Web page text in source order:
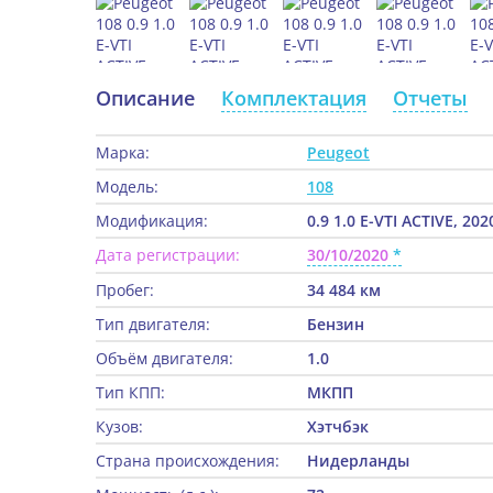
Описание Комплектация Отчеты
Марка:
Peugeot
Модель:
108
Модификация:
0.9 1.0 E-VTI ACTIVE,
Дата регистрации:
30/10/2020
Пробег:
34 484 км
Тип двигателя:
Бензин
Объём двигателя:
1.0
Тип КПП:
МКПП
Кузов:
Хэтчбэк
Страна происхождения:
Нидерланды